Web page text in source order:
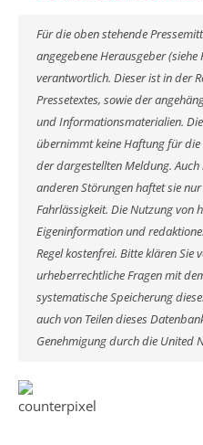
Für die oben stehende
angegebene Herausgeber
verantwortlich. Dieser ist in der
Pressetextes, sowie der
und Informationsmaterialien.
übernimmt keine Haftung für
der dargestellten Meldung.
anderen Störungen haftet sie
Fahrlässigkeit. Die Nutzung von
Eigeninformation und
Regel kostenfrei. Bitte klären Sie
urheberrechtliche Fragen mit
systematische Speicherung
auch von Teilen dieses
Genehmigung durch die United